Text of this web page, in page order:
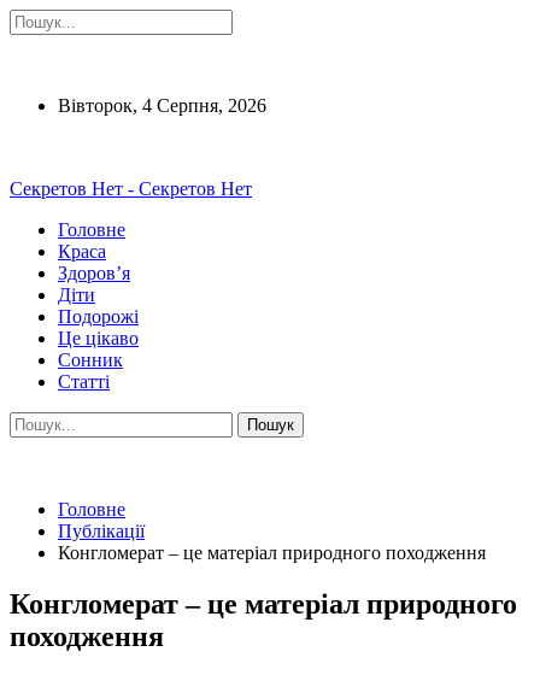
Вівторок, 4 Серпня, 2026
Секретов Нет - Секретов Нет
Головне
Краса
Здоров’я
Діти
Подорожі
Це цікаво
Сонник
Статті
Головне
Публікації
Конгломерат – це матеріал природного походження
Конгломерат – це матеріал природного
походження